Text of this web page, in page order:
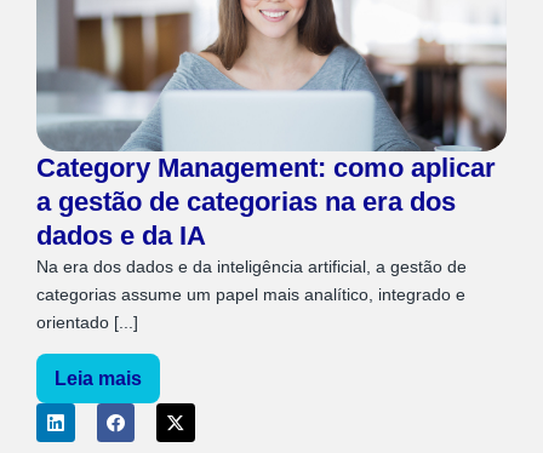
Category Management: como aplicar
a gestão de categorias na era dos
dados e da IA
Na era dos dados e da inteligência artificial, a gestão de
categorias assume um papel mais analítico, integrado e
orientado [...]
Leia mais